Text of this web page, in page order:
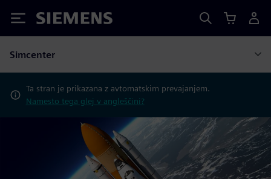
Siemens
Simcenter
Ta stran je prikazana z avtomatskim prevajanjem.
Namesto tega glej v angleščini?